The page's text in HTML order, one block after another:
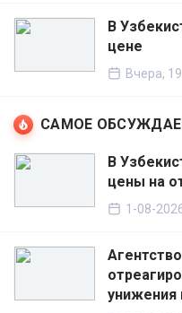
В
цене
Вчера,
САМОЕ
В
цены на
1-08-
унижения